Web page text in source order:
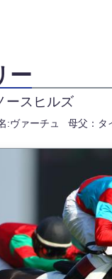
ー
ースヒルズ
:ヴァーチュ 母父：タ